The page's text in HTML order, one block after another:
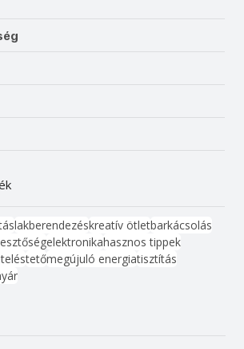
lakberendezéskreatív ötletbarkácsolás
elektronikahasznos tippek
tetőmegújuló energiatisztítás